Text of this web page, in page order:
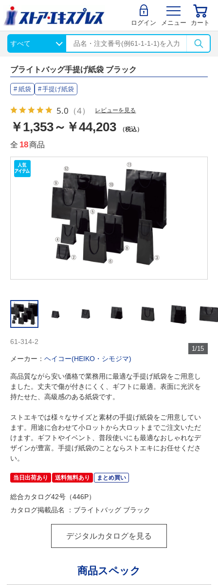
ログイン メニュー カート
ブライトバッグ手提げ紙袋 ブラック
紙袋 手提げ紙袋
5.0 （4） レビューを見る
￥1,353～￥44,203 （税込）
全 18商品
1/15
61-314-2
メーカー：ヘイコー(HEIKO・シモジマ)
高品質ながら安い価格で業務用に最適な手提げ紙袋をご用意し
ました。丈夫で傷が付きにくく、ギフトに最適。表面に光沢を
持たせた、高級感のある紙袋です。
ストエキでは様々なサイズと素材の手提げ紙袋をご用意してい
ます。用途に合わせて小ロットから大ロットまでご注文いただ
けます。ギフトやイベント、普段使いにも最適なおしゃれなデ
ザインが豊富。手提げ紙袋のことならストエキにお任せくださ
い。
当日出荷あり 送料無料あり まとめ買い
総合カタログ42号（446P）
カタログ掲載品名 ：ブライトバッグ ブラック
デジタルカタログを見る
商品スペック